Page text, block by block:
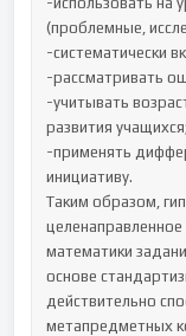
(проблемные,
-систематически
-рассматривать
-учитывать
развития учащихся;
-применять
инициативу.
Таким образом,
целенаправленное
математики
основе
действительно
метапредметных